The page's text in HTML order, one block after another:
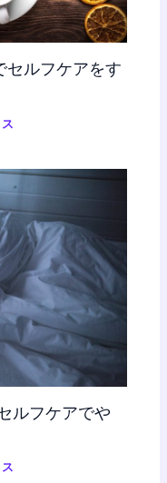
セルフケアをす
ルフケアでや